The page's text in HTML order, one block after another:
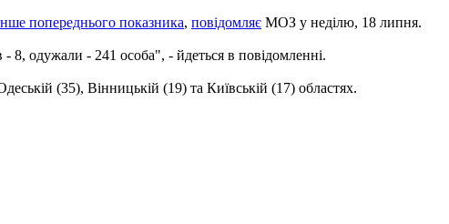
попереднього показника, повідомляє МОЗ у неділю, 18 липня.
8, одужали - 241 особа", - йдеться в повідомленні.
(35), Вінницькій (19) та Київській (17) областях.